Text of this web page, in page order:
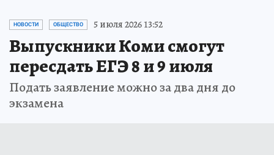
НОВОСТИ ОБЩЕСТВО 5 июля 2026 13:52
Выпускники Коми смогут
пересдать ЕГЭ 8 и 9 июля
Подать заявление можно за два дня до
экзамена